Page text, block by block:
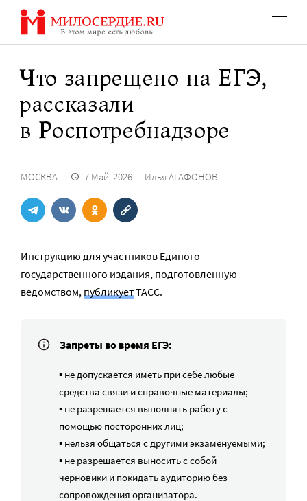
Перейти
содержанию
Что запрещено на ЕГЭ,
рассказали
в Роспотребнадзоре
МОСКВА 7 Май. 2026 Илья АГАФОНОВ
Инструкцию для участников Единого
государственного издания, подготовленную
ведомством,публикуетТАСС.
Запреты во время ЕГЭ:
▪️ не допускается иметь при себе любые
средства связи и справочные материалы;
▪️ не разрешается выполнять работу с
помощью посторонних лиц;
▪️ нельзя общаться с другими экзаменуемыми;
▪️ не разрешается выносить с собой
черновики и покидать аудиторию без
сопровождения организатора.